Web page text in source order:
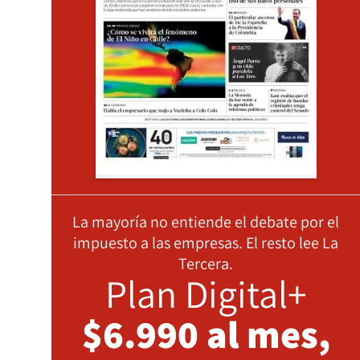
La mayoría no entiende el debate por el
impuesto a las empresas. El resto lee La
Tercera.
Plan Digital+
$6.990 al mes,